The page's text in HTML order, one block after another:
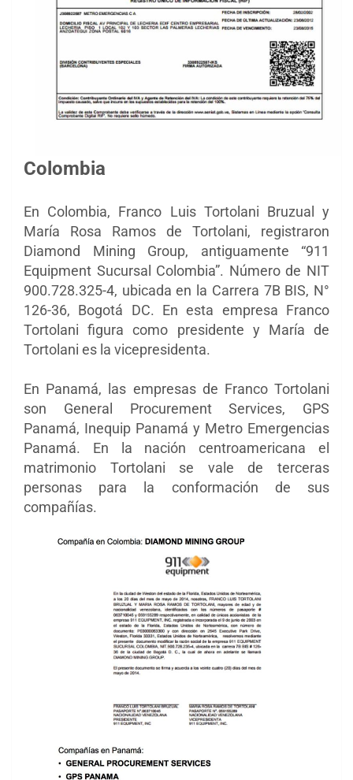
Colombia
En Colombia, Franco Luis Tortolani Bruzual y
María Rosa Ramos de Tortolani, registraron
Diamond Mining Group, antiguamente “911
Equipment Sucursal Colombia”. Número de NIT
900.728.325-4, ubicada en la Carrera 7B BIS, N°
126-36, Bogotá DC. En esta empresa Franco
Tortolani figura como presidente y María de
Tortolani es la vicepresidenta.
En Panamá, las empresas de Franco Tortolani
son General Procurement Services, GPS
Panamá, Inequip Panamá y Metro Emergencias
Panamá. En la nación centroamericana el
matrimonio Tortolani se vale de terceras
personas para la conformación de sus
compañías.